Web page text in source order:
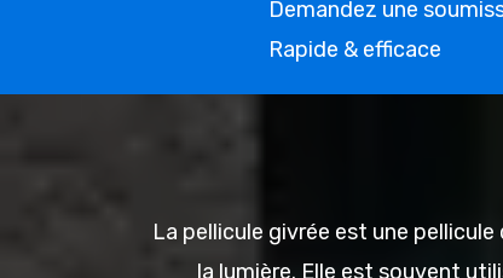
Demandez une
Rapide & efficace
La pellicule givrée est une
la lumière. Elle est souvent